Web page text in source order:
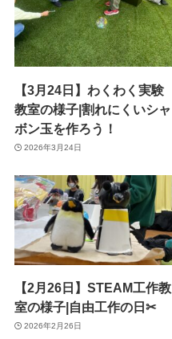
【3月24日】わくわく実験
教室の様子|割れにくいシャ
ボン玉を作ろう！
2026年3月24日
【2月26日】STEAM工作教
室の様子|自由工作の日✂
2026年2月26日